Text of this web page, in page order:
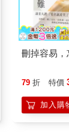
這些文字能喚
、敬畏、柔情
自豪、安心和
跨越多元的種
國作家，也能
拉伯、蘇格蘭
種族、財富、
以及相關經驗。
勇於發聲的指
刪掉容易，
79 折 特價
加入購